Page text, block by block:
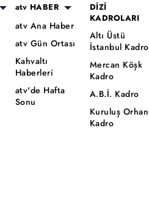
atv HABER
atv Ana Haber
atv Gün Ortası
Kahvaltı
Haberleri
atv'de Hafta
Sonu
DİZİ
KADROLARI
Altı Üstü
İstanbul Kadro
Mercan Köşk
Kadro
A.B.İ. Kadro
Kuruluş Orhan
Kadro